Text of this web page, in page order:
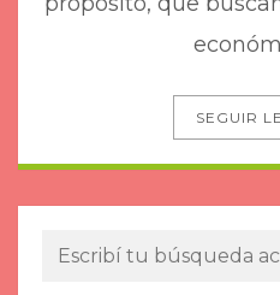
SEGUIR